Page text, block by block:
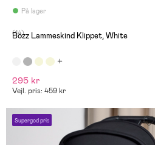
På lager
(14)
Bozz Lammeskind Klippet, White
295 kr
Vejl. pris: 459 kr
Supergod pris